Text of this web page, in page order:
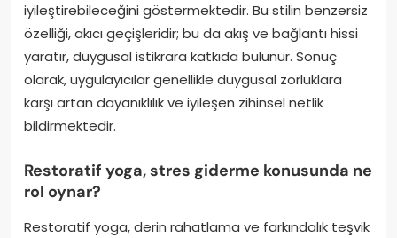
iyileştirebileceğini göstermektedir. Bu stilin benzersiz
özelliği, akıcı geçişleridir; bu da akış ve bağlantı hissi
yaratır, duygusal istikrara katkıda bulunur. Sonuç
olarak, uygulayıcılar genellikle duygusal zorluklara
karşı artan dayanıklılık ve iyileşen zihinsel netlik
bildirmektedir.
Restoratif yoga, stres giderme konusunda ne
rol oynar?
Restoratif yoga, derin rahatlama ve farkındalık teşvik